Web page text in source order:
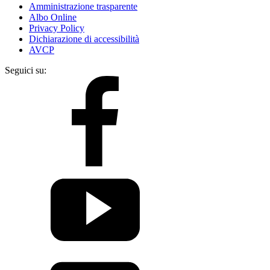
Amministrazione trasparente
Albo Online
Privacy Policy
Dichiarazione di accessibilità
AVCP
Seguici su: